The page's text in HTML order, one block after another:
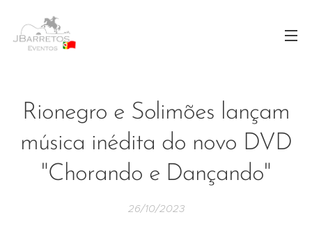
Rionegro e Solimões lançam
música inédita do novo DVD
"Chorando e Dançando"
26/10/2023